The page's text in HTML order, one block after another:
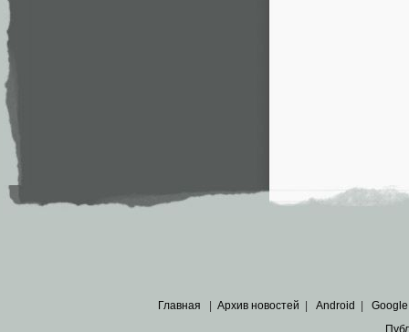
Главная Архив новостей Android Google